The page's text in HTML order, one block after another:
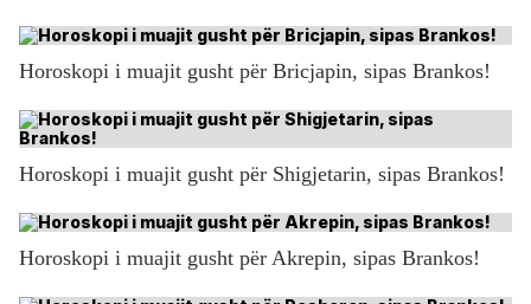
Horoskopi i muajit gusht për Bricjapin, sipas Brankos!
Horoskopi i muajit gusht për Shigjetarin, sipas Brankos!
Horoskopi i muajit gusht për Akrepin, sipas Brankos!